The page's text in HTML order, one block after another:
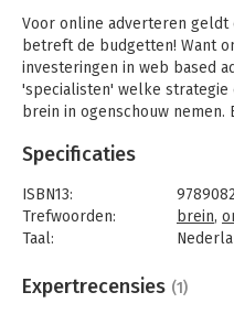
Voor online adverteren geldt
betreft de budgetten! Want
investeringen in web based
'specialisten' welke
brein in ogenschouw
effect. Maar niet het effect
eens meer. Weggegooid geld
Waarom dat zo is en - veel
oogpunt belicht. Helpt het
ADHD over het scherm
Specificaties
ISBN13:
Trefwoorden:
brein,
Taal:
Aantal pagina's:
198
Expertrecensies (1)